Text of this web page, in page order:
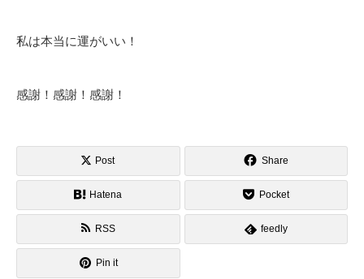
私は本当に運がいい！
感謝！感謝！感謝！
Post Share
Hatena Pocket
RSS feedly
Pin it